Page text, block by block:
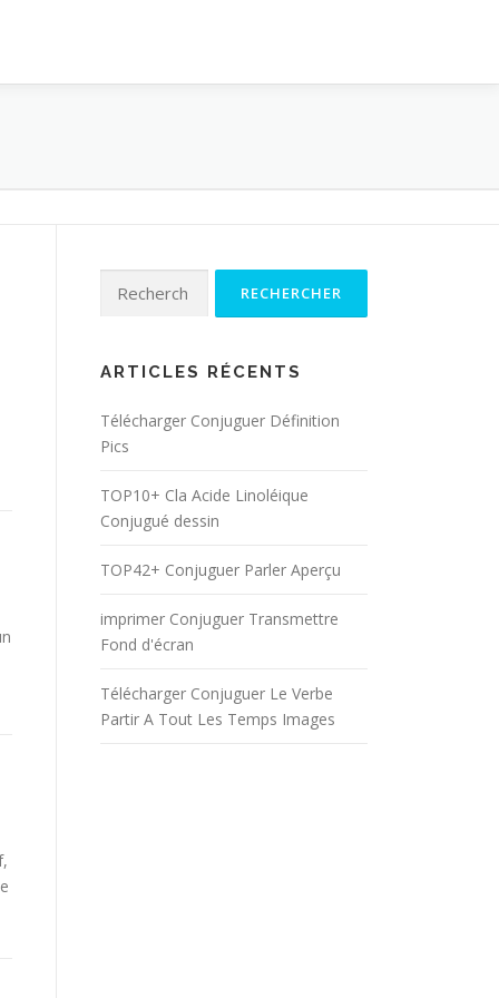
Rechercher :
ARTICLES RÉCENTS
Télécharger Conjuguer Définition
Pics
TOP10+ Cla Acide Linoléique
Conjugué dessin
TOP42+ Conjuguer Parler Aperçu
imprimer Conjuguer Transmettre
Fond d'écran
Télécharger Conjuguer Le Verbe
Partir A Tout Les Temps Images